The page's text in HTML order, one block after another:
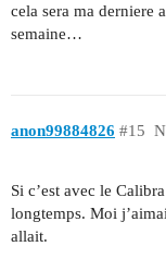
cela sera ma derniere
semaine…
anon99884826 #15
Si c’est avec le
longtemps. Moi
allait.